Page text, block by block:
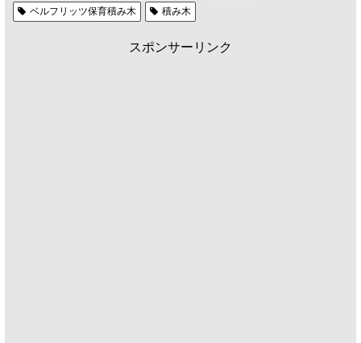
ベルフリッツ保育積み木
積み木
スポンサーリンク